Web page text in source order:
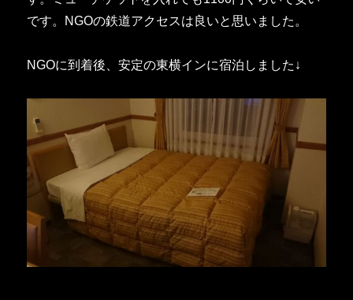
です。NGOの鉄道アクセスは良いと思いました。
NGOに到着後、安定の東横インに宿泊しました↓